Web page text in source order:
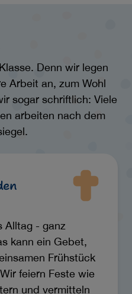
Denn wir legen
Arbeit an, zum Wohl
sogar schriftlich: Viele
arbeiten nach dem
Alltag - ganz
kann ein Gebet,
Frühstück
feiern Feste wie
und vermitteln